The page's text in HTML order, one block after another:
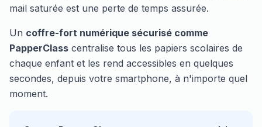
mail saturée est une perte de temps assurée.
Un coffre-fort numérique sécurisé comme
PapperClass centralise tous les papiers scolaires de
chaque enfant et les rend accessibles en quelques
secondes, depuis votre smartphone, à n'importe quel
moment.